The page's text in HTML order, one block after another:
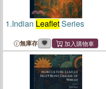
1.Indian LeafletSeries
無庫存